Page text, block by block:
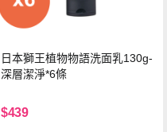
日本獅王植物物語洗面乳130g-
深層潔淨*6條
$439